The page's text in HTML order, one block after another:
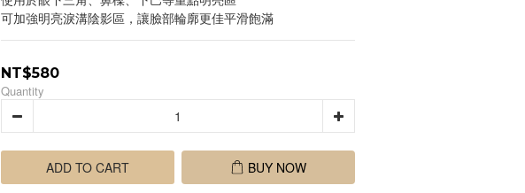
可加強明亮淚溝陰影區，讓臉部輪廓更佳平滑飽滿
NT$580
Quantity
ADD TO CART BUY NOW